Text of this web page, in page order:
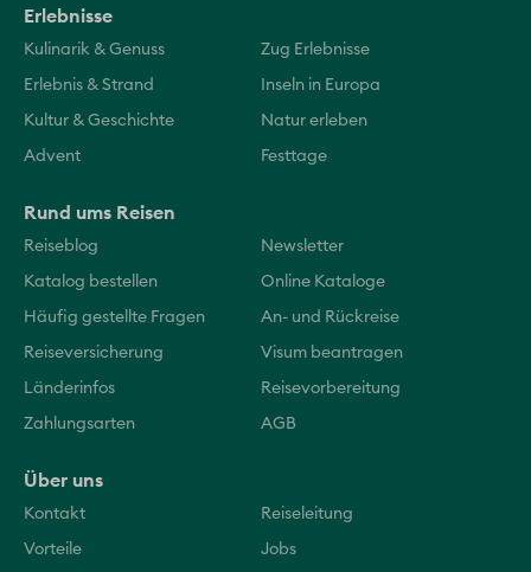
Erlebnisse
Kulinarik & Genuss Zug Erlebnisse
Erlebnis & Strand Inseln in Europa
Kultur & Geschichte Natur erleben
Advent Festtage
Rund ums Reisen
Reiseblog Newsletter
Katalog bestellen Online Kataloge
Häufig gestellte Fragen An- und Rückreise
Reiseversicherung Visum beantragen
Länderinfos Reisevorbereitung
Zahlungsarten AGB
Über uns
Kontakt Reiseleitung
Vorteile Jobs